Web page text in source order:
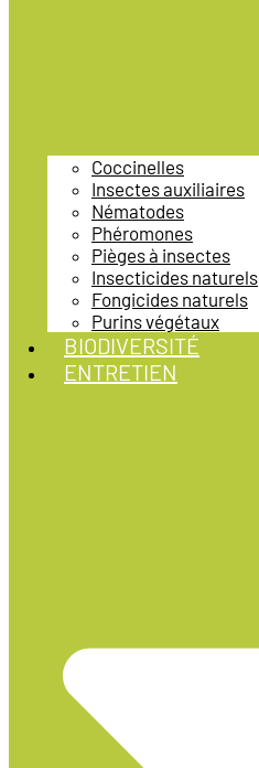
Coccinelles
Insectes auxiliaires
Nématodes
Phéromones
Pièges à insectes
Insecticides naturels
Fongicides naturels
Purins végétaux
BIODIVERSITÉ
ENTRETIEN